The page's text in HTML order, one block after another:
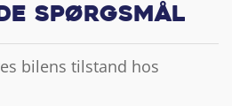
spørgsmål
bilens tilstand hos